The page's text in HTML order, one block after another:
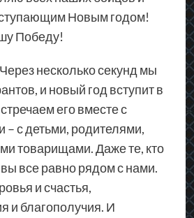
Новым годом!
Победу!
несколько секунд мы
и новый год вступит в
его вместе с
с детьми, родителями,
товарищами. Даже те, кто
все равно рядом с нами.
и счастья,
и благополучия. И